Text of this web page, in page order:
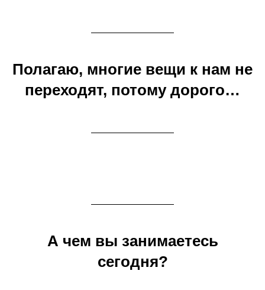
Полагаю, многие вещи к нам не
переходят, потому дорого…
А чем вы занимаетесь
сегодня?